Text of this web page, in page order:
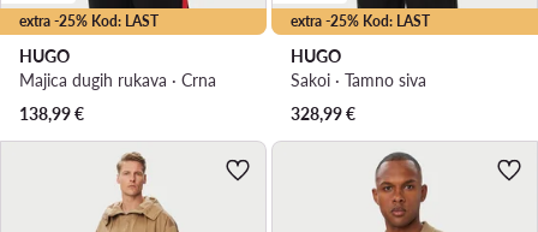
extra -25% Kod: LAST
HUGO
Majica dugih rukava · Crna
138,99€
extra -25% Kod: LAST
HUGO
Sakoi · Tamno siva
328,99€